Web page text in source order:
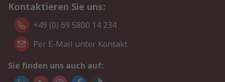
Kontaktieren Sie uns:
+49 (0) 69 5800 14 234
Per E-Mail unter Kontakt
Sie finden uns auch auf: